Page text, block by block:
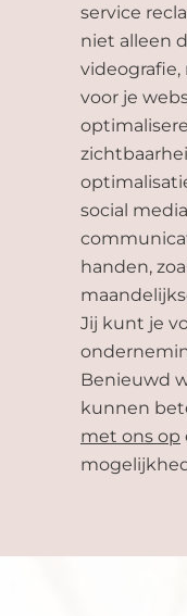
service
niet alleen
videografie,
voor je
social
handen,
Jij kunt je
Benieuwd
kunnen
met ons op